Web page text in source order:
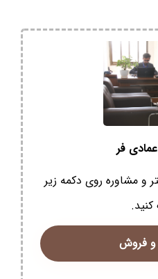
فر
و مشاوره روی دکمه زیر
و فروش